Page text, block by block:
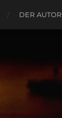
DER AUTOR